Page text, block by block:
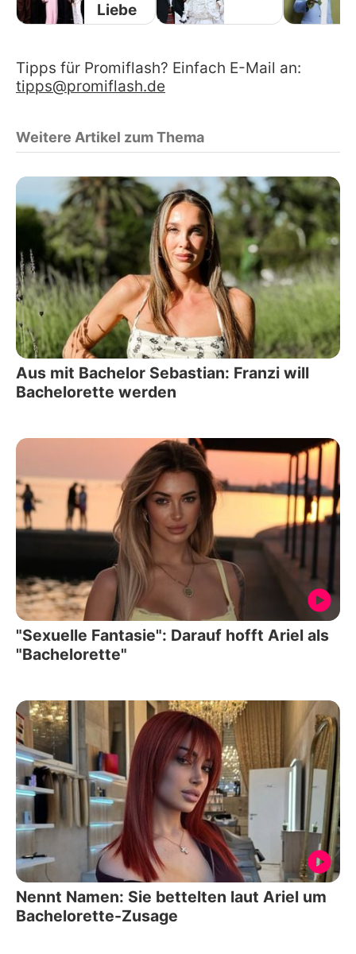
Liebe
Tipps für Promiflash? Einfach E-Mail an:
tipps@promiflash.de
Weitere Artikel zum Thema
Aus mit Bachelor Sebastian: Franzi will
Bachelorette werden
"Sexuelle Fantasie": Darauf hofft Ariel als
"Bachelorette"
Nennt Namen: Sie bettelten laut Ariel um
Bachelorette-Zusage